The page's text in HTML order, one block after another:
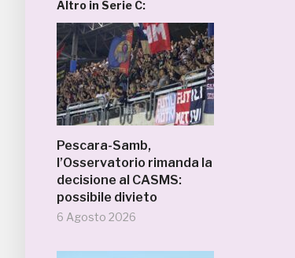
Altro in Serie C:
Pescara-Samb,
l’Osservatorio rimanda la
decisione al CASMS:
possibile divieto
6 Agosto 2026